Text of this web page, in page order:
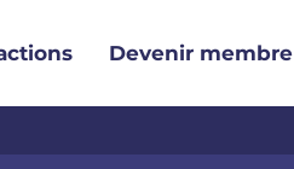
Devenir membre